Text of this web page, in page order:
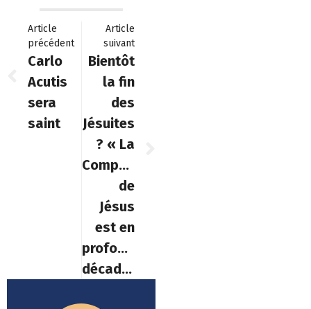
Article
précédent
Carlo
Acutis
sera
saint
Article
suivant
Bientôt
la fin
des
Jésuites
? « La
Compagnie
de
Jésus
est en
profonde
décadence »